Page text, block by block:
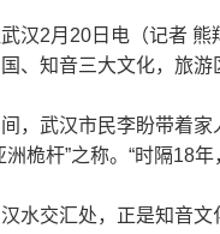
汉2月20日电（记者
、知音三大文化，旅
，武汉市民李盼带着
洲桅杆”之称。“时隔18
水交汇处，正是知音